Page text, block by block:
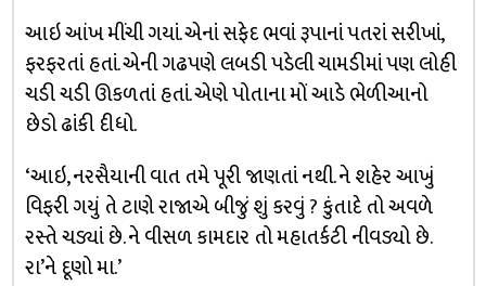
આઇ આંખ મીંચી ગયાં. એનાં સફેદ ભવાં રૂપાનાં પતરાં સરીખાં,
ફરફરતાં હતાં. એની ગઢપણે લબડી પડેલી ચામડીમાં પણ લોહી
ચડી ચડી ઊકળતાં હતાં. એણે પોતાના મોં આડે ભેળીઆનો
છેડો ઢાંકી દીધો.
‘આઇ, નરસૈયાની વાત તમે પૂરી જાણતાં નથી. ને શહેર આખું
વિફરી ગયું તે ટાણે રાજાએ બીજું શું કરવું ? કુંતાદે તો અવળે
રસ્તે ચડ્યાં છે. ને વીસળ કામદાર તો મહાતર્કટી નીવડ્યો છે.
રા’ને દૂણો મા.’